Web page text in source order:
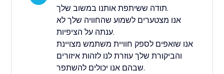
תודה ששיתפת אותנו במשוב שלך.
אנו מצטערים לשמוע שהחוויה שלך לא
ענתה על הציפיות.
אנו שואפים לספק חוויית משתמש מצויינת
והביקורת שלך עוזרת לנו לזהות איזורים
שבהם אנו יכולים להשתפר.